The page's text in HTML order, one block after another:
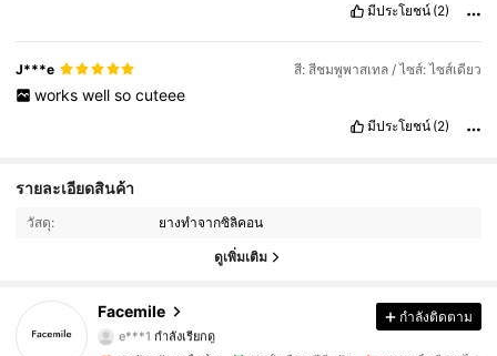
มีประโยชน์ (2)
J***e สี: สีชมพูพาสเทล / ไซส์: ไซส์เดียว
works well so cuteee
มีประโยชน์ (2)
รายละเอียดสินค้า
วัสดุ: ยางทำจากซิลิคอน
ดูเพิ่มเติม
Facemile
4.92
19K ผู้ติดตาม
e***1กำลังเรียกดู
4.92
19K ผู้ติดตาม
กำลังติดตาม